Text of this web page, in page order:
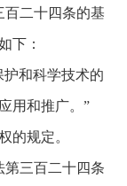
百二十四条的基
下：
和科学技术的
用和推广。”
的规定。
第三百二十四条